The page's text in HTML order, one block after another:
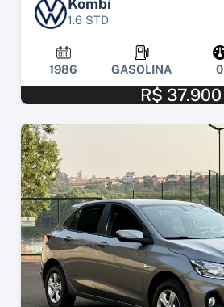
Kombi
1.6 STD
1986 GASOLINA 0
R$ 37.900